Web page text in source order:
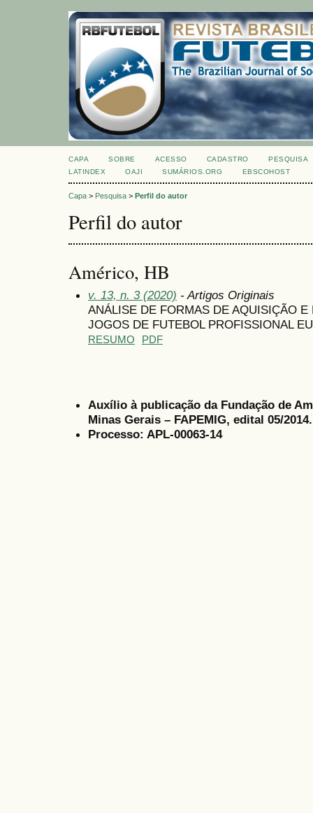
CAPA SOBRE ACESSO CADASTRO
PESQUISA
LATINDEX
OAJI SUMÁRIOS.ORG EBSCOHOST
Capa > Pesquisa > Perfil do autor
Perfil do autor
Américo, HB
v. 13, n. 3 (2020) - Artigos Originais
ANÁLISE DE FORMAS DE AQUISIÇÃO
JOGOS DE FUTEBOL PROFISSIONAL
RESUMO PDF
Auxílio à publicação da Fundação de
Minas Gerais – FAPEMIG, edital 05/2014.
Processo: APL-00063-14